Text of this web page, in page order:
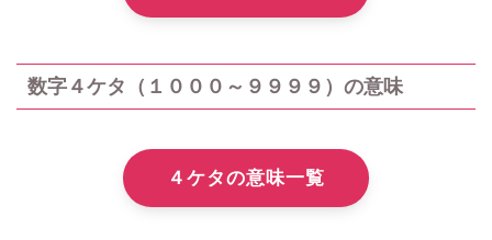
数字４ケタ（１０００～９９９９）の意味
４ケタの意味一覧